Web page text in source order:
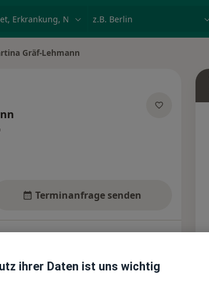
Gräf-Lehmann
Spezialisierungen
Terminanfrage senden
ihrer Daten ist uns wichtig